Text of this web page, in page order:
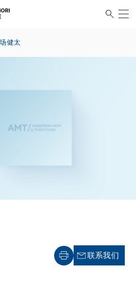
健太
联系我们